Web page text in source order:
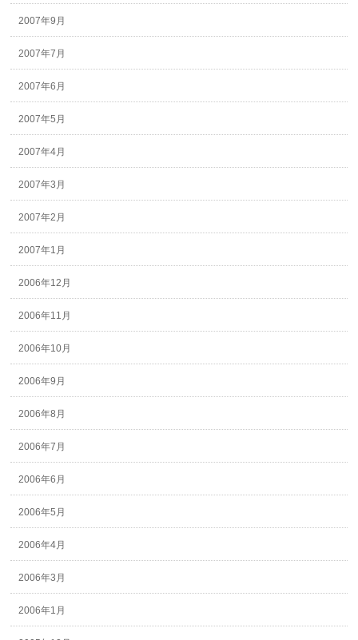
2007年9月
2007年7月
2007年6月
2007年5月
2007年4月
2007年3月
2007年2月
2007年1月
2006年12月
2006年11月
2006年10月
2006年9月
2006年8月
2006年7月
2006年6月
2006年5月
2006年4月
2006年3月
2006年1月